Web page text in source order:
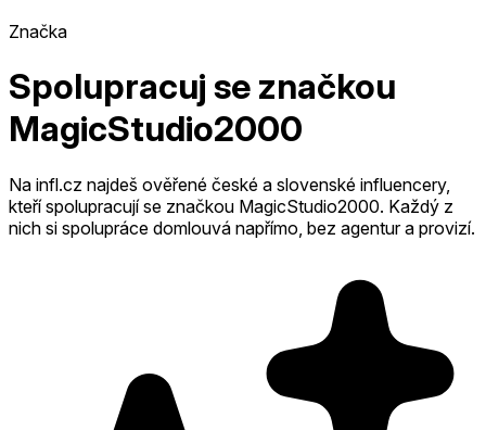
Značka
Spolupracuj se značkou
MagicStudio2000
Na infl.cz najdeš ověřené české a slovenské influencery,
kteří spolupracují se značkou MagicStudio2000. Každý z
nich si spolupráce domlouvá napřímo, bez agentur a provizí.